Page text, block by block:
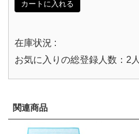
カートに入れる
在庫状況 :
お気に入りの総登録人数：2人
関連商品